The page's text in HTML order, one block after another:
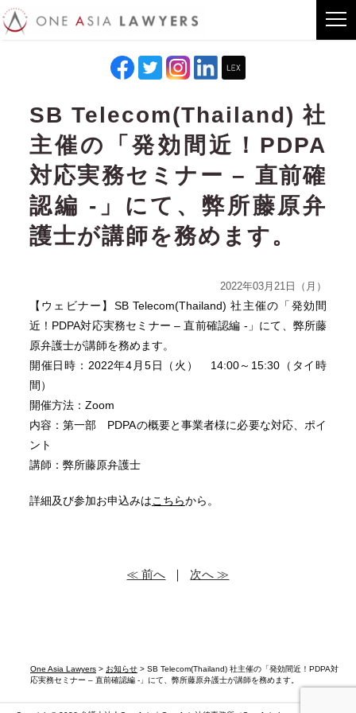
One Asia Lawyers > お知らせ > SB Telecom(Thailand) 社主催の「発効間近！PDPA対
応実務セミナー – 直前確認編 -」にて、弊所藤原弁護士が講師を務めます。
SB Telecom(Thailand) 社
主催の「発効間近！PDPA
対応実務セミナー – 直前確
認編 -」にて、弊所藤原弁
護士が講師を務めます。
2022年03月21日（月）
【ウェビナー】SB Telecom(Thailand) 社主催の「発効間
近！PDPA対応実務セミナー – 直前確認編 -」にて、弊所藤
原弁護士が講師を務めます。
開催日時：2022年4月5日（火） 14:00～15:30（タイ時
間）
開催方法：Zoom
内容：第一部 PDPAの概要と事業者様に必要な対応、ポイ
ント
講師：弊所藤原弁護士
詳細及び参加お申込みはこちらから。
≪ 前へ ｜ 次へ ≫